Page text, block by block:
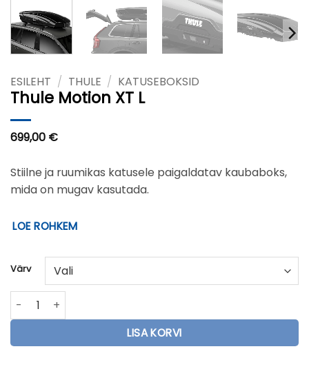
ESILEHT / THULE / KATUSEBOKSID
Thule Motion XT L
699,00 €
Stiilne ja ruumikas katusele paigaldatav kaubaboks,
mida on mugav kasutada.
LOE ROHKEM
Värv
Thule Motion XT L kogus
LISA KORVI